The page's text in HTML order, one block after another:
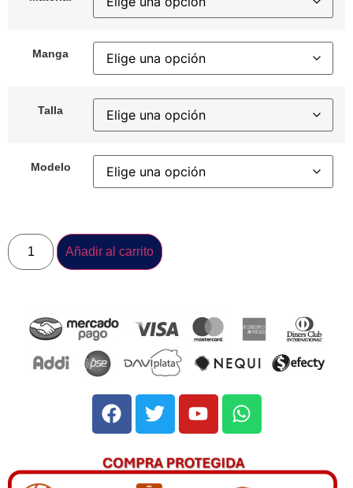
Manga
Talla
Modelo
Añadir al carrito